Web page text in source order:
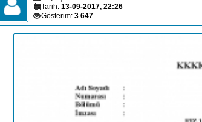
Tarih: 13-09-2017, 22:26
Gösterim: 3 647